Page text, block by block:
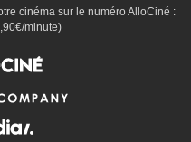
cinéma sur le numéro AlloCiné :
minute)